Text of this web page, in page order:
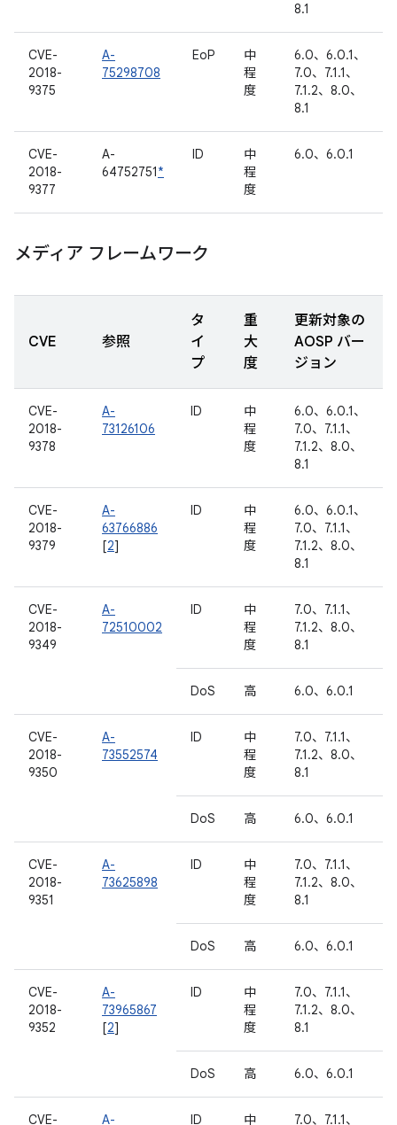
8.1
CVE-
2018-
9375
A-
75298708
EoP
中
程
度
6.0、6.0.1、
7.0、7.1.1、
7.1.2、8.0、
8.1
CVE-
2018-
9377
A-
64752751*
ID
中
程
度
6.0、6.0.1
メディア フレームワーク
CVE 参照
タ
イ
プ
重
大
度
更新対象の
AOSP バー
ジョン
CVE-
2018-
9378
A-
73126106
ID
中
程
度
6.0、6.0.1、
7.0、7.1.1、
7.1.2、8.0、
8.1
CVE-
2018-
9379
A-
63766886
[2]
ID
中
程
度
6.0、6.0.1、
7.0、7.1.1、
7.1.2、8.0、
8.1
CVE-
2018-
9349
A-
72510002
ID
中
程
度
7.0、7.1.1、
7.1.2、8.0、
8.1
DoS 高 6.0、6.0.1
CVE-
2018-
9350
A-
73552574
ID
中
程
度
7.0、7.1.1、
7.1.2、8.0、
8.1
DoS 高 6.0、6.0.1
CVE-
2018-
9351
A-
73625898
ID
中
程
度
7.0、7.1.1、
7.1.2、8.0、
8.1
DoS 高 6.0、6.0.1
CVE-
2018-
9352
A-
73965867
[2]
ID
中
程
度
7.0、7.1.1、
7.1.2、8.0、
8.1
DoS 高 6.0、6.0.1
CVE- A- ID 中 7.0、7.1.1、